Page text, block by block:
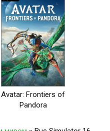
Avatar: Frontiers of
Pandora